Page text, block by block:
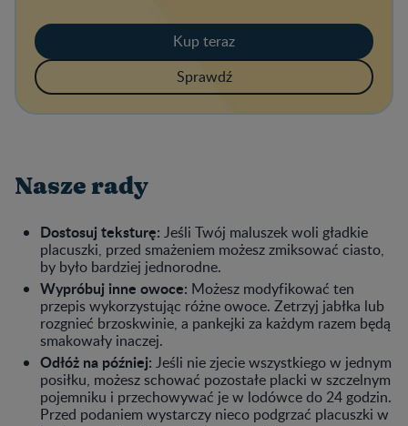
Kup teraz
Sprawdź
Nasze rady
Dostosuj teksturę: Jeśli Twój maluszek woli gładkie
placuszki, przed smażeniem możesz zmiksować ciasto,
by było bardziej jednorodne.
Wypróbuj inne owoce: Możesz modyfikować ten
przepis wykorzystując różne owoce. Zetrzyj jabłka lub
rozgnieć brzoskwinie, a pankejki za każdym razem będą
smakowały inaczej.
Odłóż na później: Jeśli nie zjecie wszystkiego w jednym
posiłku, możesz schować pozostałe placki w szczelnym
pojemniku i przechowywać je w lodówce do 24 godzin.
Przed podaniem wystarczy nieco podgrzać placuszki w